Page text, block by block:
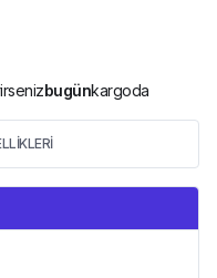
bugünkargoda